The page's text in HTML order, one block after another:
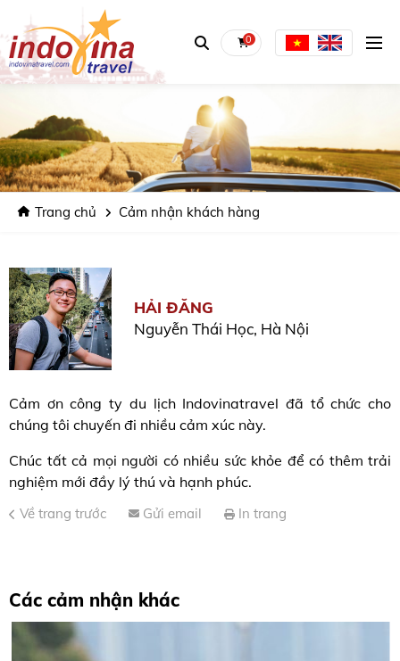
0
Trang chủ Cảm nhận khách hàng
HẢI ĐĂNG
Nguyễn Thái Học, Hà Nội
Cảm ơn công ty du lịch Indovinatravel đã tổ chức cho
chúng tôi chuyến đi nhiều cảm xúc này.
Chúc tất cả mọi người có nhiều sức khỏe để có thêm trải
nghiệm mới đầy lý thú và hạnh phúc.
Về trang trước Gửi email In trang
Các cảm nhận khác